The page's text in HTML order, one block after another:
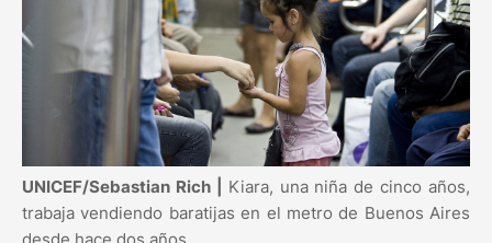
UNICEF/Sebastian Rich | Kiara, una niña de cinco años,
trabaja vendiendo baratijas en el metro de Buenos Aires